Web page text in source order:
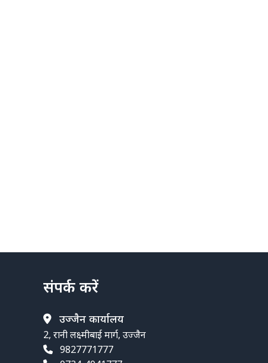
संपर्क करें
उज्जैन कार्यालय
2, रानी लक्ष्मीबाई मार्ग, उज्जैन
9827771777